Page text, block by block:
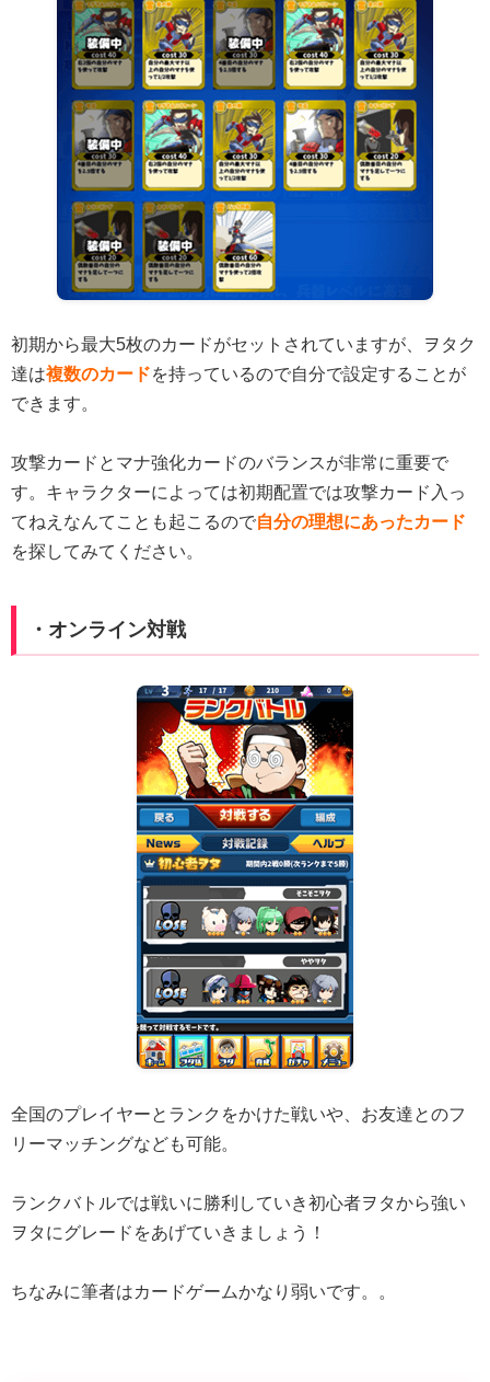
初期から最大5枚のカードがセットされていますが、ヲタク
達は複数のカードを持っているので自分で設定することが
できます。
攻撃カードとマナ強化カードのバランスが非常に重要で
す。キャラクターによっては初期配置では攻撃カード入っ
てねえなんてことも起こるので自分の理想にあったカード
を探してみてください。
・オンライン対戦
全国のプレイヤーとランクをかけた戦いや、お友達とのフ
リーマッチングなども可能。
ランクバトルでは戦いに勝利していき初心者ヲタから強い
ヲタにグレードをあげていきましょう！
ちなみに筆者はカードゲームかなり弱いです。。